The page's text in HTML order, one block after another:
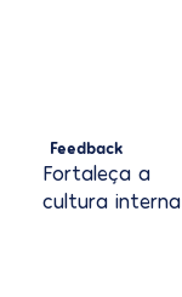
Feedback
Fortaleça a
cultura interna